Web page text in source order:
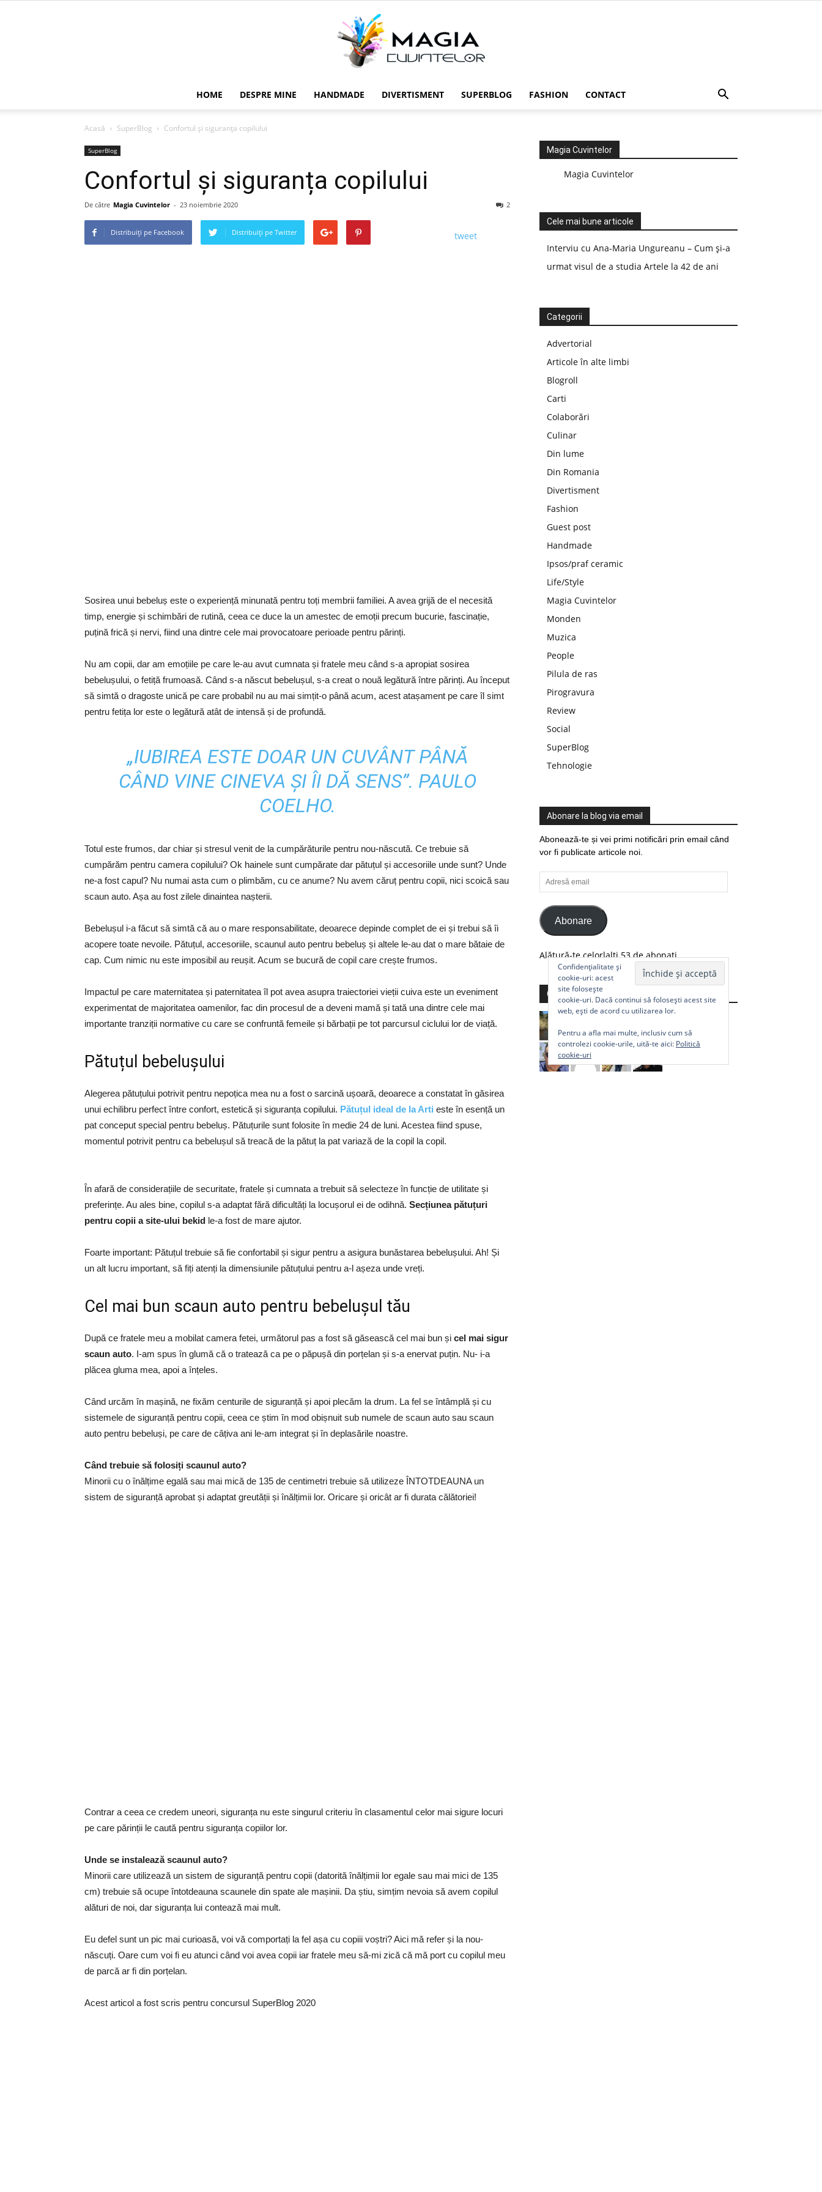
cuvintelor
HOME DESPRE MINE HANDMADE DIVERTISMENT SUPERBLOG FASHION CONTACT
Acasă SuperBlog Confortul și siguranța copilului
SuperBlog
Confortul și siguranța copilului
De către Magia Cuvintelor - 23 noiembrie 2020 2
Distribuiți pe Facebook Distribuiți pe Twitter tweet
Sosirea unui bebeluș este o experiență minunată pentru toți membrii familiei. A avea grijă de el necesită
timp, energie și schimbări de rutină, ceea ce duce la un amestec de emoții precum bucurie, fascinație,
puțină frică și nervi, fiind una dintre cele mai provocatoare perioade pentru părinți.
Nu am copii, dar am emoțiile pe care le-au avut cumnata și fratele meu când s-a apropiat sosirea
bebelușului, o fetiță frumoasă. Când s-a născut bebelușul, s-a creat o nouă legătură între părinți. Au început
să simtă o dragoste unică pe care probabil nu au mai simțit-o până acum, acest atașament pe care îl simt
pentru fetița lor este o legătură atât de intensă și de profundă.
„IUBIREA ESTE DOAR UN CUVÂNT PÂNĂ
CÂND VINE CINEVA ȘI ÎI DĂ SENS”. PAULO
COELHO.
Totul este frumos, dar chiar și stresul venit de la cumpărăturile pentru nou-născută. Ce trebuie să
cumpărăm pentru camera copilului? Ok hainele sunt cumpărate dar pătuțul și accesoriile unde sunt? Unde
ne-a fost capul? Nu numai asta cum o plimbăm, cu ce anume? Nu avem căruț pentru copii, nici scoică sau
scaun auto. Așa au fost zilele dinaintea nașterii.
Bebelușul i-a făcut să simtă că au o mare responsabilitate, deoarece depinde complet de ei și trebui să îi
acopere toate nevoile. Pătuțul, accesoriile, scaunul auto pentru bebeluș și altele le-au dat o mare bătaie de
cap. Cum nimic nu este imposibil au reușit. Acum se bucură de copil care crește frumos.
Impactul pe care maternitatea și paternitatea îl pot avea asupra traiectoriei vieții cuiva este un eveniment
experimentat de majoritatea oamenilor, fac din procesul de a deveni mamă și tată una dintre cele mai
importante tranziții normative cu care se confruntă femeile și bărbații pe tot parcursul ciclului lor de viață.
Pătuțul bebelușului
Alegerea pătuțului potrivit pentru nepoțica mea nu a fost o sarcină ușoară, deoarece a constatat în găsirea
unui echilibru perfect între confort, estetică și siguranța copilului. Pătuțul ideal de la Arti este în esență un
pat conceput special pentru bebeluș. Pătuțurile sunt folosite în medie 24 de luni. Acestea fiind spuse,
momentul potrivit pentru ca bebelușul să treacă de la pătuț la pat variază de la copil la copil.
În afară de considerațiile de securitate, fratele și cumnata a trebuit să selecteze în funcție de utilitate și
preferințe. Au ales bine, copilul s-a adaptat fără dificultăți la locușorul ei de odihnă. Secțiunea pătuțuri
pentru copii a site-ului bekid le-a fost de mare ajutor.
Foarte important: Pătuțul trebuie să fie confortabil și sigur pentru a asigura bunăstarea bebelușului. Ah! Și
un alt lucru important, să fiți atenți la dimensiunile pătuțului pentru a-l așeza unde vreți.
Cel mai bun scaun auto pentru bebelușul tău
După ce fratele meu a mobilat camera fetei, următorul pas a fost să găsească cel mai bun și cel mai sigur
scaun auto. I-am spus în glumă că o tratează ca pe o păpușă din porțelan și s-a enervat puțin. Nu- i-a
plăcea gluma mea, apoi a înțeles.
Când urcăm în mașină, ne fixăm centurile de siguranță și apoi plecăm la drum. La fel se întâmplă și cu
sistemele de siguranță pentru copii, ceea ce știm în mod obișnuit sub numele de scaun auto sau scaun
auto pentru bebeluși, pe care de câțiva ani le-am integrat și în deplasările noastre.
Când trebuie să folosiți scaunul auto?
Minorii cu o înălțime egală sau mai mică de 135 de centimetri trebuie să utilizeze ÎNTOTDEAUNA un
sistem de siguranță aprobat și adaptat greutății și înălțimii lor. Oricare și oricât ar fi durata călătoriei!
Contrar a ceea ce credem uneori, siguranța nu este singurul criteriu în clasamentul celor mai sigure locuri
pe care părinții le caută pentru siguranța copiilor lor.
Unde se instalează scaunul auto?
Minorii care utilizează un sistem de siguranță pentru copii (datorită înălțimii lor egale sau mai mici de 135
cm) trebuie să ocupe întotdeauna scaunele din spate ale mașinii. Da știu, simțim nevoia să avem copilul
alături de noi, dar siguranța lui contează mai mult.
Eu defel sunt un pic mai curioasă, voi vă comportați la fel așa cu copiii voștri? Aici mă refer și la nou-
născuți. Oare cum voi fi eu atunci când voi avea copii iar fratele meu să-mi zică că mă port cu copilul meu
de parcă ar fi din porțelan.
Acest articol a fost scris pentru concursul SuperBlog 2020
Magia Cuvintelor
Magia Cuvintelor
Cele mai bune articole
Interviu cu Ana-Maria Ungureanu – Cum și-a
urmat visul de a studia Artele la 42 de ani
Categorii
Advertorial
Articole în alte limbi
Blogroll
Carti
Colaborări
Culinar
Din lume
Din Romania
Divertisment
Fashion
Guest post
Handmade
Ipsos/praf ceramic
Life/Style
Magia Cuvintelor
Monden
Muzica
People
Pilula de ras
Pirogravura
Review
Social
SuperBlog
Tehnologie
Abonare la blog via email
Abonează-te și vei primi notificări prin email când
vor fi publicate articole noi.
Adresă
email
Abonare
Alătură-te celorlalți 53 de abonați.
Comunitate
Confidențialitate și
cookie-uri: acest
site folosește
cookie-uri. Dacă continui să folosești acest site
web, ești de acord cu utilizarea lor.
Pentru a afla mai multe, inclusiv cum să
controlezi cookie-urile, uită-te aici: Politică
cookie-uri